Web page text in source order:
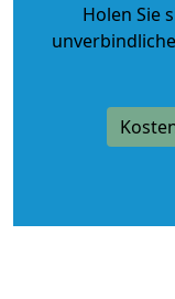
Holen Sie